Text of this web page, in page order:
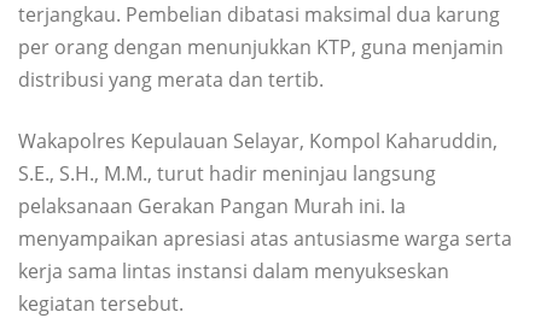
terjangkau. Pembelian dibatasi maksimal dua karung
per orang dengan menunjukkan KTP, guna menjamin
distribusi yang merata dan tertib.
Wakapolres Kepulauan Selayar, Kompol Kaharuddin,
S.E., S.H., M.M., turut hadir meninjau langsung
pelaksanaan Gerakan Pangan Murah ini. Ia
menyampaikan apresiasi atas antusiasme warga serta
kerja sama lintas instansi dalam menyukseskan
kegiatan tersebut.